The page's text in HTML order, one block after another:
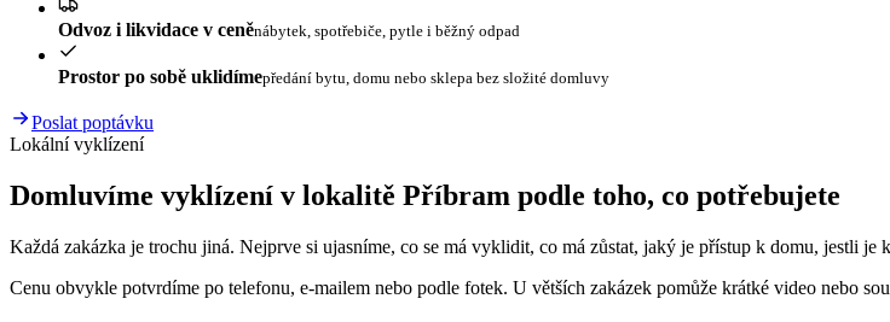
Odvoz i likvidace v ceněnábytek, spotřebiče, pytle i běžný odpad
Prostor po sobě uklidímepředání bytu, domu nebo sklepa bez složité domluvy
Poslat poptávku
Lokální vyklízení
Domluvíme vyklízení v lokalitě Příbram podle toho, co potřebujete
Každá zakázka je trochu jiná. Nejprve si ujasníme, co se má vyklidit, co má zůstat, jaký je přístup k domu, jestli je
Cenu obvykle potvrdíme po telefonu, e-mailem nebo podle fotek. U větších zakázek pomůže krátké video nebo